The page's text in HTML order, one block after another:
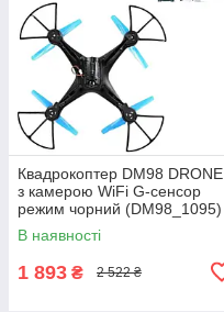
Квадрокоптер DM98 DRONE
з камерою WiFi G-сенсор
режим чорний (DM98_1095)
В наявності
1 893 ₴ 2 522 ₴